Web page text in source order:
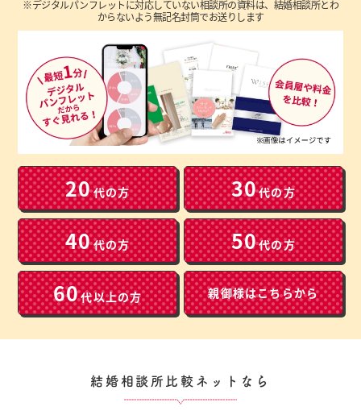
※デジタルパンフレットに対応していない相談所の資料は、結婚相談所とわ
からないよう無記名封筒でお送りします
20代の方 30代の方
40代の方 50代の方
60代以上の方 親御様はこちらから
結婚相談所比較ネットなら